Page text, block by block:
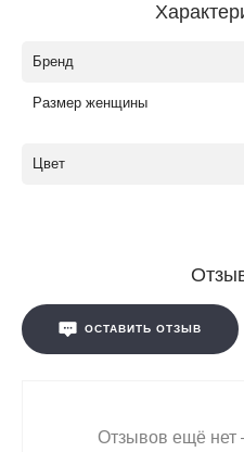
Бренд
Размер женщины
Цвет
ОСТАВИТЬ ОТЗЫВ
Отзывов ещё нет